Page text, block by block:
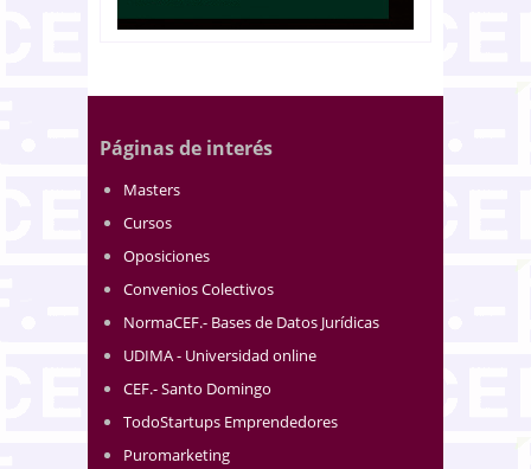
Páginas de interés
Masters
Cursos
Oposiciones
Convenios Colectivos
NormaCEF.- Bases de Datos Jurídicas
UDIMA - Universidad online
CEF.- Santo Domingo
TodoStartups Emprendedores
Puromarketing